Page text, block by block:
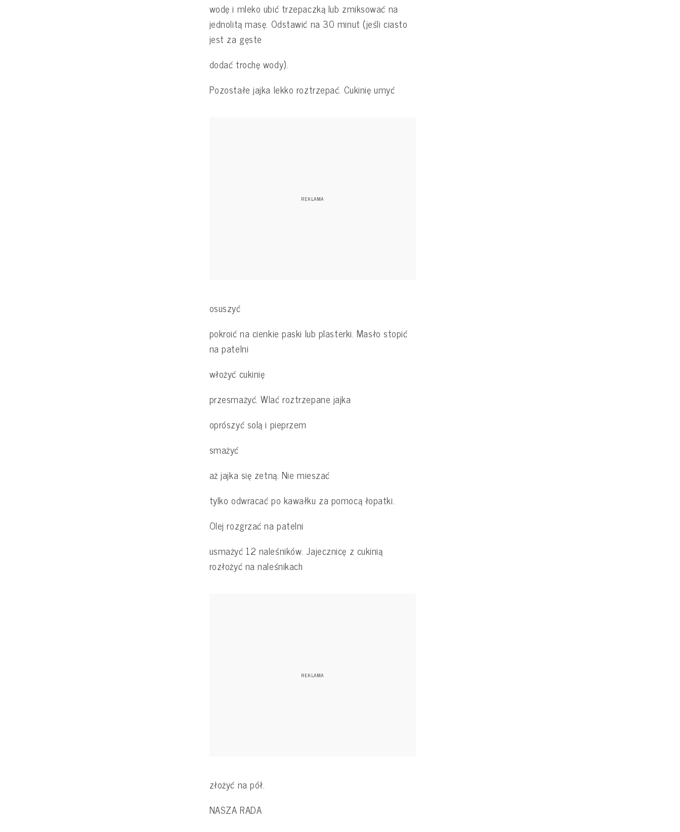
wodę i mleko ubić trzepaczką lub zmiksować na
jednolitą masę. Odstawić na 30 minut (jeśli ciasto
jest za gęste
dodać trochę wody).
Pozostałe jajka lekko roztrzepać. Cukinię umyć
osuszyć
pokroić na cienkie paski lub plasterki. Masło stopić
na patelni
włożyć cukinię
przesmażyć. Wlać roztrzepane jajka
oprószyć solą i pieprzem
smażyć
aż jajka się zetną. Nie mieszać
tylko odwracać po kawałku za pomocą łopatki.
Olej rozgrzać na patelni
usmażyć 12 naleśników. Jajecznicę z cukinią
rozłożyć na naleśnikach
złożyć na pół.
NASZA RADA